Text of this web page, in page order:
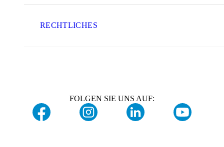
RECHTLICHES
FOLGEN SIE UNS AUF: